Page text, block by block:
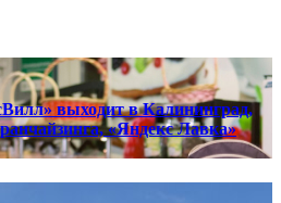
выходит в Калининград,
«Яндекс Лавка»